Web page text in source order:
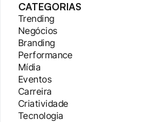
CATEGORIAS
Trending
Negócios
Branding
Performance
Mídia
Eventos
Carreira
Criatividade
Tecnologia